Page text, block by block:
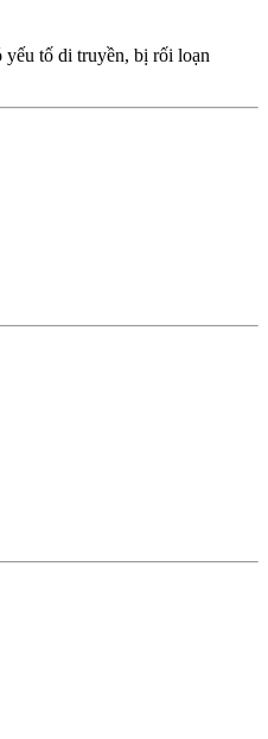
yếu tố di truyền, bị rối loạn